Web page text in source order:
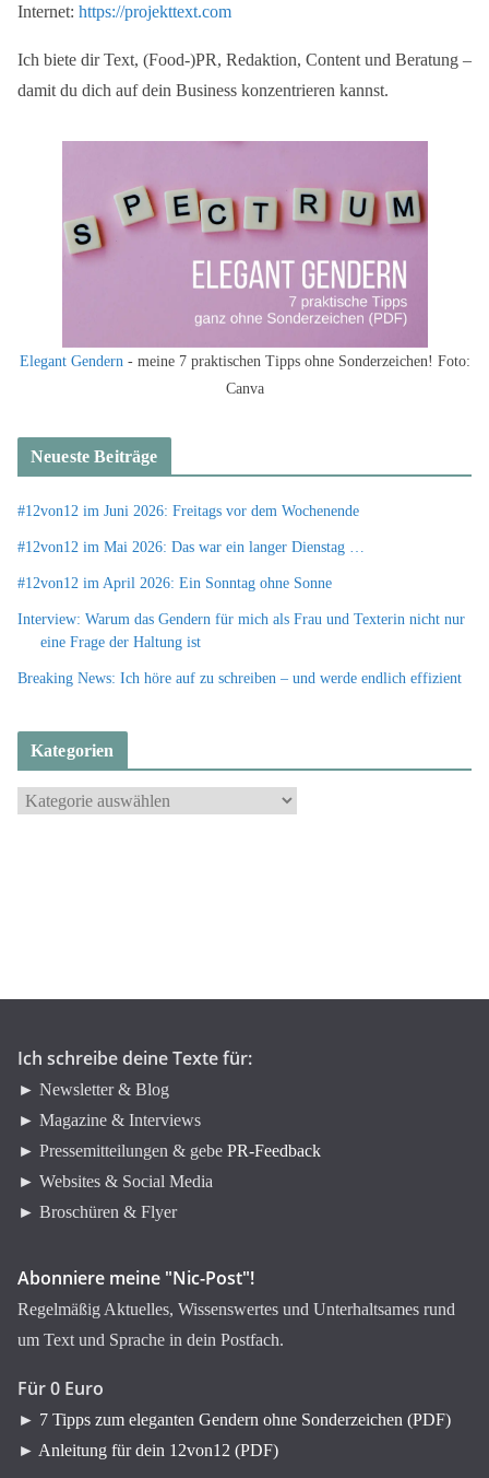
Internet: https://projekttext.com
Ich biete dir Text, (Food-)PR, Redaktion, Content und Beratung –
damit du dich auf dein Business konzentrieren kannst.
Elegant Gendern - meine 7 praktischen Tipps ohne Sonderzeichen! Foto:
Canva
Neueste Beiträge
#12von12 im Juni 2026: Freitags vor dem Wochenende
#12von12 im Mai 2026: Das war ein langer Dienstag …
#12von12 im April 2026: Ein Sonntag ohne Sonne
Interview: Warum das Gendern für mich als Frau und Texterin nicht nur
eine Frage der Haltung ist
Breaking News: Ich höre auf zu schreiben – und werde endlich effizient
Kategorien
K
Ich schreibe deine Texte für:
► Newsletter & Blog
► Magazine & Interviews
► Pressemitteilungen & gebe PR-Feedback
► Websites & Social Media
► Broschüren & Flyer
Abonniere meine "Nic-Post"!
Regelmäßig Aktuelles, Wissenswertes und Unterhaltsames rund
um Text und Sprache in dein Postfach.
Für 0 Euro
► 7 Tipps zum eleganten Gendern ohne Sonderzeichen (PDF)
► Anleitung für dein 12von12 (PDF)